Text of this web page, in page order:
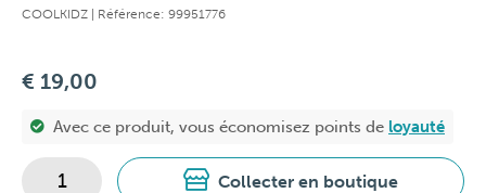
COOLKIDZ | Référence: 99951776
€ 19,00
Avec ce produit, vous économisez points de loyauté
Collecter en boutique